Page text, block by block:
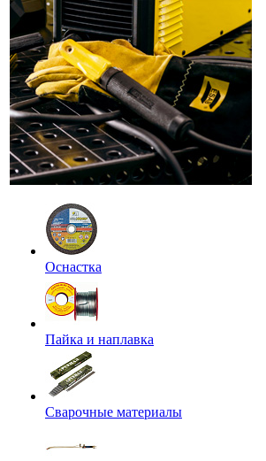
Оснастка
Пайка и наплавка
Сварочные материалы